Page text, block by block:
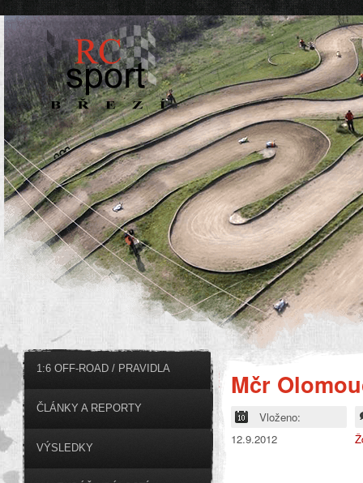
Mčr
Vloženo:
12.9.2012
1:6 OFF-ROAD / PRAVIDLA
ČLÁNKY A REPORTY
VÝSLEDKY